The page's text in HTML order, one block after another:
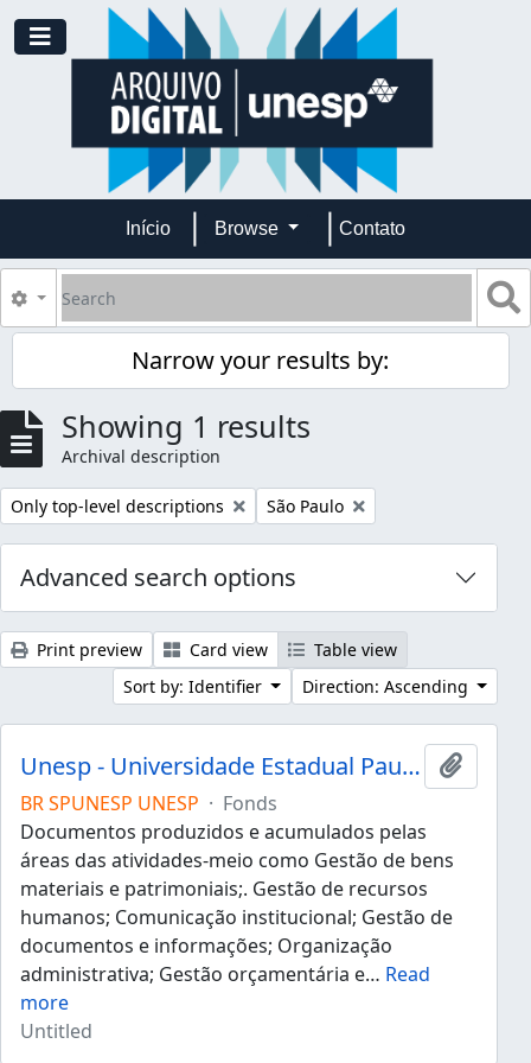
Skip to main content
Toggle navigation
Início Browse Contato
Search
Search options
Narrow your results by:
Showing 1 results
Archival description
Remove filter:
Only top-level descriptions Remove filter:
São Paulo
Advanced search options
Print preview Card view
Table view
Sort by: Identifier
Direction: Ascending
Unesp - Universidade Estadual Paulista "Júlio de Mesquita Filho"
Add to
BR SPUNESP UNESP · Fonds
Documentos produzidos e acumulados pelas
áreas das atividades-meio como Gestão de bens
materiais e patrimoniais;. Gestão de recursos
humanos; Comunicação institucional; Gestão de
documentos e informações; Organização
administrativa; Gestão orçamentária e… Read
more
Untitled